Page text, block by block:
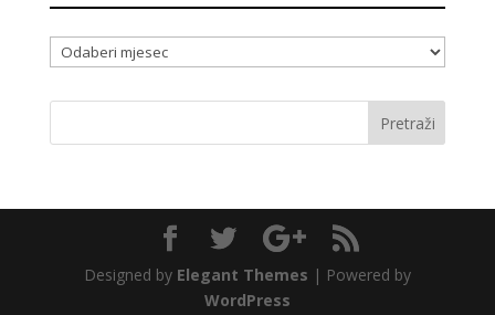
Arhiva
Designed by Elegant Themes | Powered by
WordPress